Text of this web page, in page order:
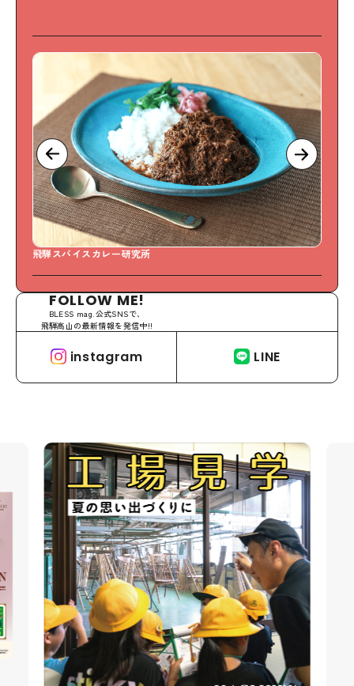
飛騨スパイスカレー研究所
FOLLOW ME!
BLESS mag.公式SNSで、
飛騨高山の最新情報を発信中!!
instagram LINE